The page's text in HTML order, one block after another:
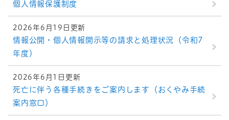
個人情報保護制度
2026年6月19日更新
情報公開・個人情報開示等の請求と処理状況（令和7
年度）
2026年6月1日更新
死亡に伴う各種手続きをご案内します（おくやみ手続
案内窓口）